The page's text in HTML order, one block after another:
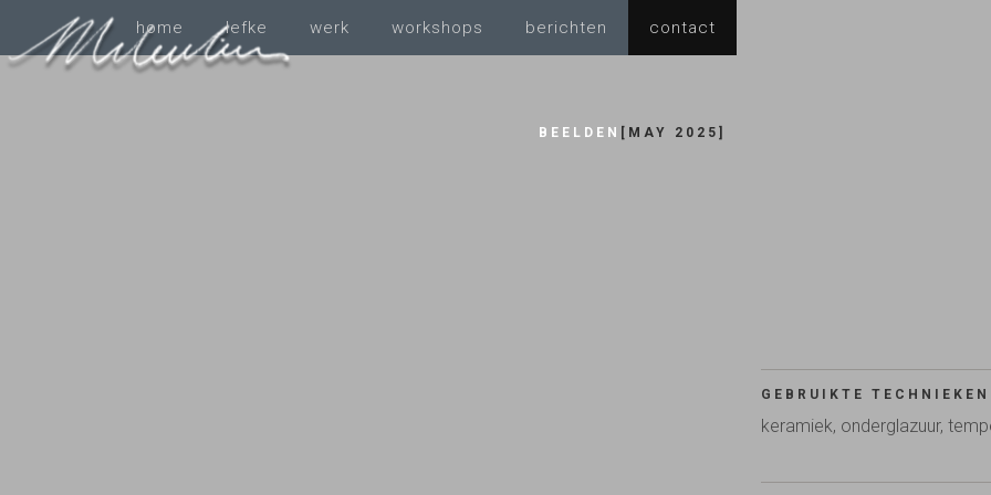
home Iefke werk workshops berichten contact
BEELDEN MAY 2025 ]
GEBRUIKTE TECHNIEKEN
keramiek, onderglazuur,